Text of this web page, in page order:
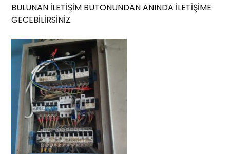
BULUNAN İLETİŞİM BUTONUNDAN ANINDA İLETİŞİME
GECEBİLİRSİNİZ.